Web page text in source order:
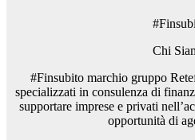
Chi
#Finsubito marchio gruppo
specializzati in consulenza di
supportare imprese e privati
opportunità di